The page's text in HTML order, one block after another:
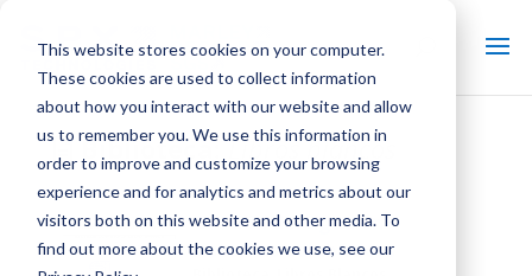
This website stores cookies on your computer.
These cookies are used to collect information
about how you interact with our website and allow
us to remember you. We use this information in
order to improve and customize your browsing
experience and for analytics and metrics about our
visitors both on this website and other media. To
find out more about the cookies we use, see our
Biblioteca: Libros blancos
Gestión del agua en
sistemas adiabáticos